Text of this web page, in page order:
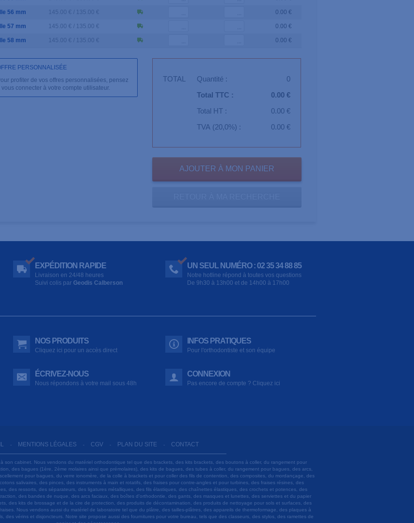
56 mm 145.00 € / 135.00 € 0.00 €
57 mm 145.00 € / 135.00 € 0.00 €
58 mm 145.00 € / 135.00 € 0.00 €
PERSONNALISÉE
profiter de vos offres personnalisées, pensez
vous connecter à votre compte utilisateur.
TOTAL Quantité :
0
Total TTC :
0.00 €
Total HT :
0.00 €
TVA (20,0%) :
0.00 €
EXPÉDITION RAPIDE
Livraison en 24/48 heures
Suivi colis par Geodis Calberson
UN SEUL NUMÉRO : 02 35 34 88 85
Notre hotline répond à toutes vos questions
De 9h30 à 13h00 et de 14h00 à 17h00
NOS PRODUITS
Cliquez ici pour un accès direct
INFOS PRATIQUES
Pour l'orthodontiste et son équipe
ÉCRIVEZ-NOUS
Nous répondons à votre mail sous 48h
CONNEXION
Pas encore de compte ? Cliquez ici
- MENTIONS LÉGALES - CGV - PLAN DU SITE - CONTACT
son cabinet. Nous vendons du matériel orthodontique tel que des brackets, des kits brackets, des boutons à coller, du rangement pour
des bagues (1ère, 2ème molaires ainsi que prémolaires), des kits de bagues, des tubes à coller, du rangement pour bagues, des arcs,
pour bagues, du verre ionomère, de la colle à brackets et pour coller des fils de contention, des composites, du mordançage, des
salivaires, des pinces, des instruments à main et rotatifs, des fraises pour contre-angles et pour turbines, des fraises résines, des
des ressorts, des séparateurs, des ligatures métalliques, des fils élastiques, des chaînettes élastiques, des crochets et potences, des
des bandes de nuque, des arcs faciaux, des boîtes d'orthodontie, des gants, des masques et lunettes, des serviettes et du papier
des kits de brossage et de la cire de protection, des produits de décontamination, des produits de nettoyage pour sols et surfaces, des
Nous vendons aussi du matériel de laboratoire tel que du plâtre, des tailles-plâtres, des appareils de thermoformage, des plaques à
des vérins et disjoncteurs. Notre site propose aussi des fournitures pour votre bureau, tels que des classeurs, des stylos, des ramettes de